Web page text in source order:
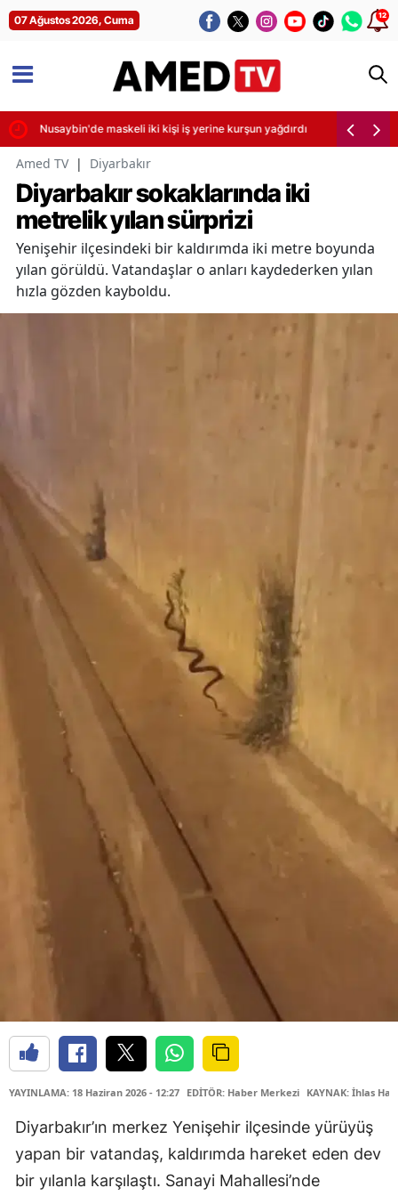
07 Ağustos 2026, Cuma 12
Nusaybin'de maskeli iki kişi iş yerine kurşun yağdırdı
Amed TV | Diyarbakır
Diyarbakır sokaklarında iki
metrelik yılan sürprizi
Yenişehir ilçesindeki bir kaldırımda iki metre boyunda
yılan görüldü. Vatandaşlar o anları kaydederken yılan
hızla gözden kayboldu.
YAYINLAMA: 18 Haziran 2026 - 12:27 EDİTÖR: Haber Merkezi KAYNAK: İhlas
Diyarbakır’ın merkez Yenişehir ilçesinde yürüyüş
yapan bir vatandaş, kaldırımda hareket eden dev
bir yılanla karşılaştı. Sanayi Mahallesi’nde